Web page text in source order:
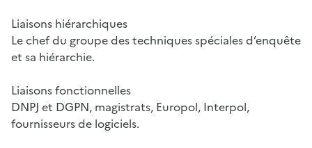
Liaisons hiérarchiques
Le chef du groupe des techniques spéciales d’enquête
et sa hiérarchie.
Liaisons fonctionnelles
DNPJ et DGPN, magistrats, Europol, Interpol,
fournisseurs de logiciels.